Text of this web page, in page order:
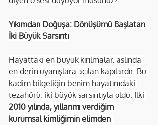
Yıkımdan Doğuşa: Dönüşümü Başlatan
İki Büyük Sarsıntı
Hayattaki en büyük kırılmalar, aslında
en derin uyanışlara açılan kapılardır. Bu
kadim bilgeliğin benim hayatımdaki
tezahürü, iki büyük sarsıntıyla oldu. İlki
2010 yılında, yıllarımı verdiğim
kurumsal kimliğimin elimden